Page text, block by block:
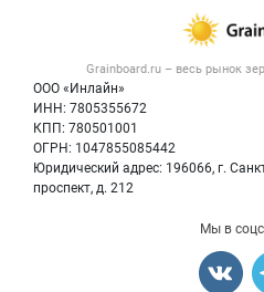
Grainboard.ru – весь рынок
ООО «Инлайн»
ИНН: 7805355672
КПП: 780501001
ОГРН: 1047855085442
Юридический адрес: 196066, г.
проспект, д. 212
Публичная
Контактная
Политика обработки
Новости
Мука
Мы в